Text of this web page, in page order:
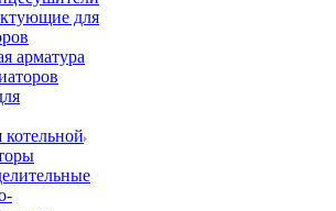
для
арматура